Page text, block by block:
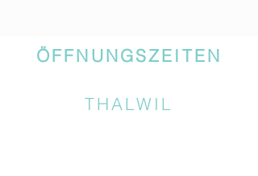
ÖFFNUNGSZEITEN
THALWIL